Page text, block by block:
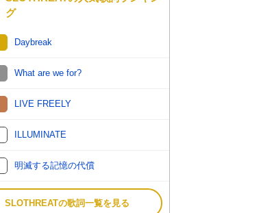
グ
Daybreak
What are we for?
LIVE FREELY
ILLUMINATE
明滅する記憶の代償
SLOTHREATの歌詞一覧を見る